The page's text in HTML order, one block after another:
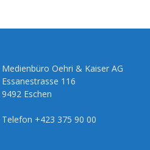
Medienbüro Oehri & Kaiser AG
Essanestrasse 116
9492 Eschen
Telefon +423 375 90 00